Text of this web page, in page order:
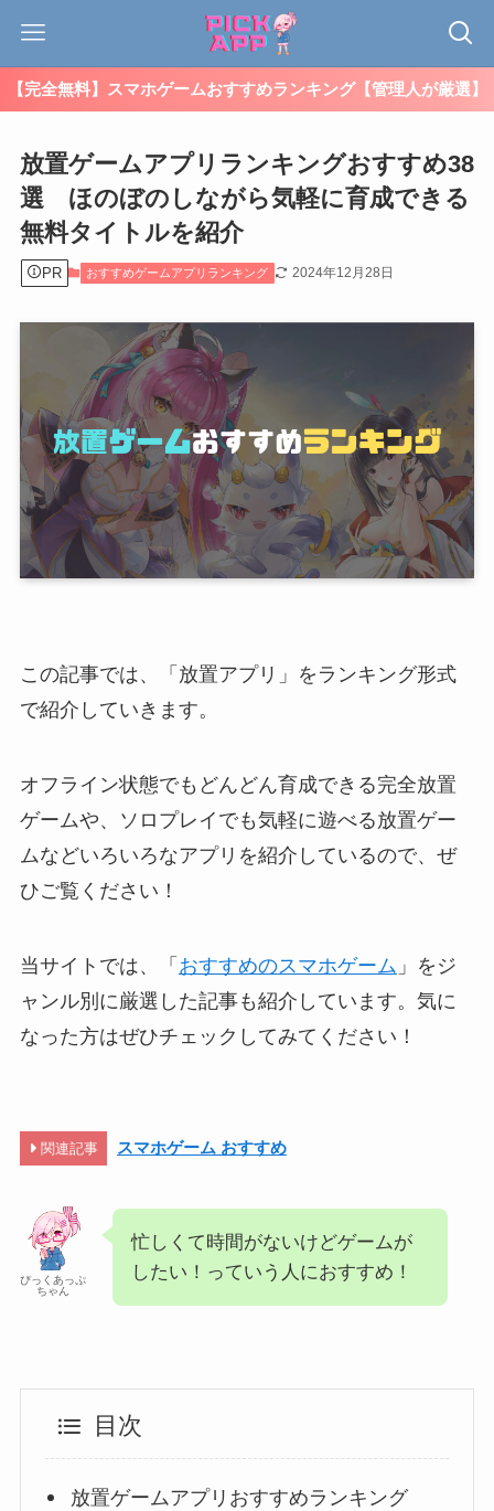
【完全無料】スマホゲームおすすめランキング【管理人が厳選】
放置ゲームアプリランキングおすすめ38
選 ほのぼのしながら気軽に育成できる
無料タイトルを紹介
PR おすすめゲームアプリランキング 2024年12月28日
この記事では、「放置アプリ」をランキング形式
で紹介していきます。
オフライン状態でもどんどん育成できる完全放置
ゲームや、ソロプレイでも気軽に遊べる放置ゲー
ムなどいろいろなアプリを紹介しているので、ぜ
ひご覧ください！
当サイトでは、「 おすすめのスマホゲーム 」をジ
ャンル別に厳選した記事も紹介しています。気に
なった方はぜひチェックしてみてください！
関連記事 スマホゲーム おすすめ
ぴっくあっぷ
ちゃん
忙しくて時間がないけどゲームが
したい！っていう人におすすめ！
目次
放置ゲームアプリおすすめランキング